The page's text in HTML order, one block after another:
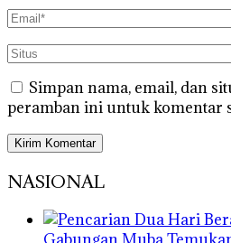
Simpan nama, email, dan
peramban ini untuk komentar
NASIONAL